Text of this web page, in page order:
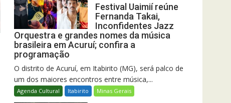
Festival Uaimií reúne
Fernanda Takai,
Inconfidentes Jazz
Orquestra e grandes nomes da música
brasileira em Acuruí; confira a
programação
O distrito de Acuruí, em Itabirito (MG), será palco de
um dos maiores encontros entre música,...
Agenda Cultural Itabirito Minas Gerais